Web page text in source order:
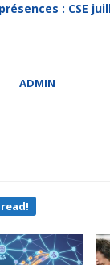
: CSE
ADMIN